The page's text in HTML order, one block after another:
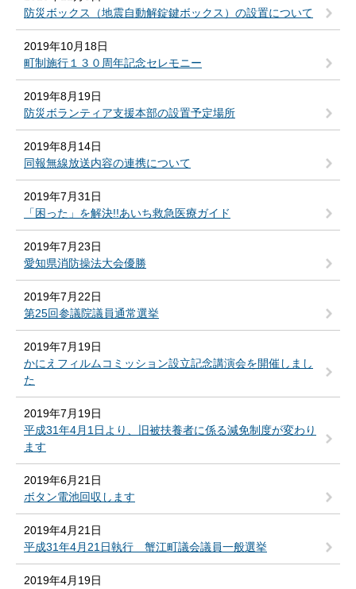
防災ボックス（地震自動解錠鍵ボックス）の設置について
2019年10月18日
町制施行１３０周年記念セレモニー
2019年8月19日
防災ボランティア支援本部の設置予定場所
2019年8月14日
同報無線放送内容の連携について
2019年7月31日
「困った」を解決!!あいち救急医療ガイド
2019年7月23日
愛知県消防操法大会優勝
2019年7月22日
第25回参議院議員通常選挙
2019年7月19日
かにえフィルムコミッション設立記念講演会を開催しまし
た
2019年7月19日
平成31年4月1日より、旧被扶養者に係る減免制度が変わり
ます
2019年6月21日
ボタン電池回収します
2019年4月21日
平成31年4月21日執行 蟹江町議会議員一般選挙
2019年4月19日